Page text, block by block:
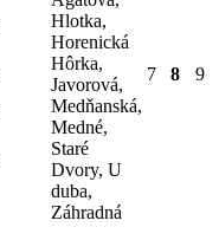
Hlotka,
Horenická
Hôrka,
Javorová,
Medňanská,
Medné,
Staré
Dvory, U
duba,
Záhradná
7 8 9